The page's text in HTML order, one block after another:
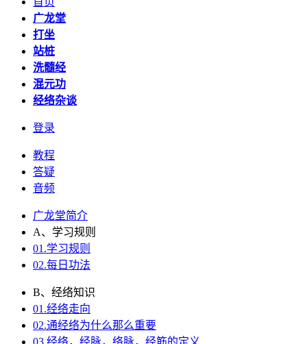
广龙堂
打坐
站桩
洗髓经
混元功
经络杂谈
登录
教程
答疑
音频
广龙堂简介
A、学习规则
01.学习规则
02.每日功法
B、经络知识
01.经络走向
02.通经络为什么那么重要
03.经络，经脉，络脉，经筋的定义